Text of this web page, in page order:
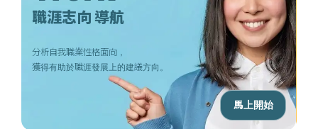
職涯志向 導航
分析自我職業性格面向，
獲得有助於職涯發展上的建議方向。
馬上開始